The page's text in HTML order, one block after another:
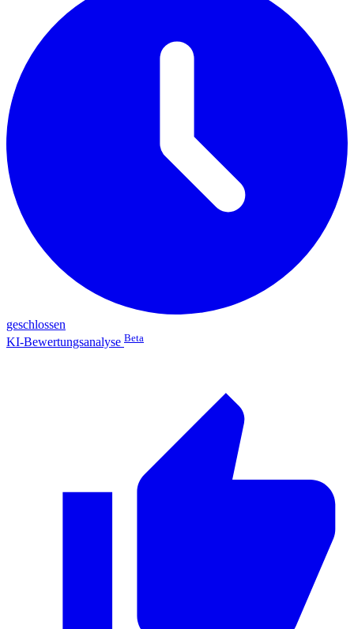
geschlossen
KI-Bewertungsanalyse Beta